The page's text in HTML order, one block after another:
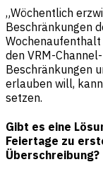
„Wöchentlich
Beschränkungen
den VRM-
Beschränkungen
erlauben will,
setzen.
Gibt es eine
Feiertage zu
Überschreibung?